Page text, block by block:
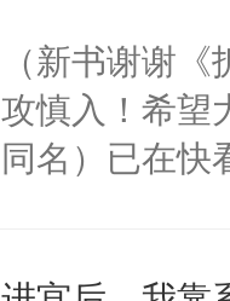
（新书谢谢
攻慎入！希望
同名）已在快